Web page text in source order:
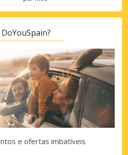
e ofertas imbatíveis
dos nossos
sessão com eLink